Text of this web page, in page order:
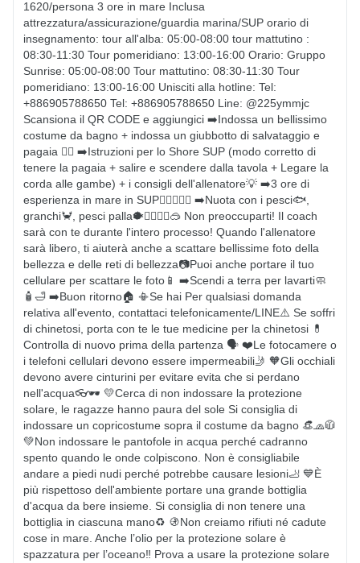
1620/persona 3 ore in mare Inclusa
attrezzatura/assicurazione/guardia marina/SUP orario di
insegnamento: tour all'alba: 05:00-08:00 tour mattutino :
08:30-11:30 Tour pomeridiano: 13:00-16:00 Orario: Gruppo
Sunrise: 05:00-08:00 Tour mattutino: 08:30-11:30 Tour
pomeridiano: 13:00-16:00 Unisciti alla hotline: Tel:
+886905788650 Tel: +886905788650 Line: @225ymmjc
Scansiona il QR CODE e aggiungici ➡️Indossa un bellissimo
costume da bagno + indossa un giubbotto di salvataggio e
pagaia 🏊‍♀️ ➡️Istruzioni per lo Shore SUP (modo corretto di
tenere la pagaia + salire e scendere dalla tavola + Legare la
corda alle gambe) + i consigli dell'allenatore💡 ➡️3 ore di
esperienza in mare in SUP🚣🏻‍♀️🚣‍♂️ ➡️Nuota con i pesci🐟,
granchi🦀️, pesci palla🐡🧜‍♀🧜‍♂🥽 Non preoccuparti! Il coach
sarà con te durante l'intero processo! Quando l'allenatore
sarà libero, ti aiuterà anche a scattare bellissime foto della
bellezza e delle reti di bellezza📷Puoi anche portare il tuo
cellulare per scattare le foto📱 ➡️Scendi a terra per lavarti🧼
🧴🛁 ➡️Buon ritorno🏠 📳Se hai Per qualsiasi domanda
relativa all'evento, contattaci telefonicamente/LINE⚠️ Se soffri
di chinetosi, porta con te le tue medicine per la chinetosi 💊
Controlla di nuovo prima della partenza 🗣 ❤️Le fotocamere o
i telefoni cellulari devono essere impermeabili🤳 🧡Gli occhiali
devono avere cinturini per evitare evita che si perdano
nell'acqua👓🕶 💛Cerca di non indossare la protezione
solare, le ragazze hanno paura del sole Si consiglia di
indossare un copricostume sopra il costume da bagno 👒🧢🧥
💚Non indossare le pantofole in acqua perché cadranno
spento quando le onde colpiscono. Non è consigliabile
andare a piedi nudi perché potrebbe causare lesioni🦶 💙È
più rispettoso dell'ambiente portare una grande bottiglia
d'acqua da bere insieme. Si consiglia di non tenere una
bottiglia in ciascuna mano♻️ 🚯Non creiamo rifiuti né cadute
cose in mare. Anche l’olio per la protezione solare è
spazzatura per l’oceano‼ ️Prova a usare la protezione solare